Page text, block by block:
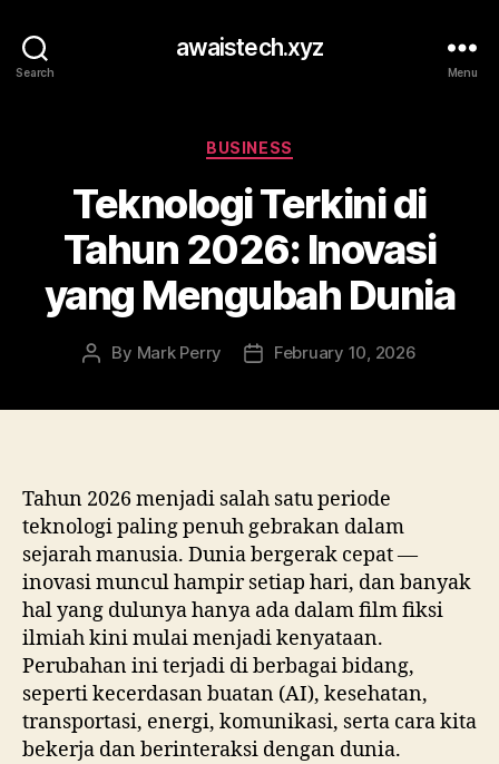
Search
awaistech.xyz
Menu
Categories
BUSINESS
Teknologi Terkini di
Tahun 2026: Inovasi
yang Mengubah Dunia
Post
By Mark Perry
PostFebruary 10, 2026
Tahun 2026 menjadi salah satu periode
teknologi paling penuh gebrakan dalam
sejarah manusia. Dunia bergerak cepat —
inovasi muncul hampir setiap hari, dan banyak
hal yang dulunya hanya ada dalam film fiksi
ilmiah kini mulai menjadi kenyataan.
Perubahan ini terjadi di berbagai bidang,
seperti kecerdasan buatan (AI), kesehatan,
transportasi, energi, komunikasi, serta cara kita
bekerja dan berinteraksi dengan dunia.